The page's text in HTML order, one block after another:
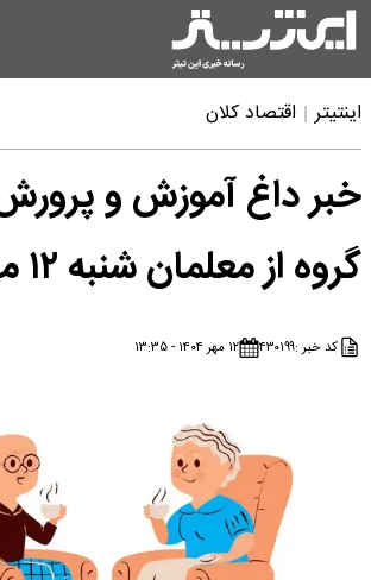
اینتیتر اقتصاد کلان
خبر داغ آموزش و
گروه از معلمان شنبه ۱۲ مهر ۱۴۰۴
کد خبر :۴۳۰۱۹۹ ۱۲ مهر ۱۴۰۴ - ۱۳:۳۵